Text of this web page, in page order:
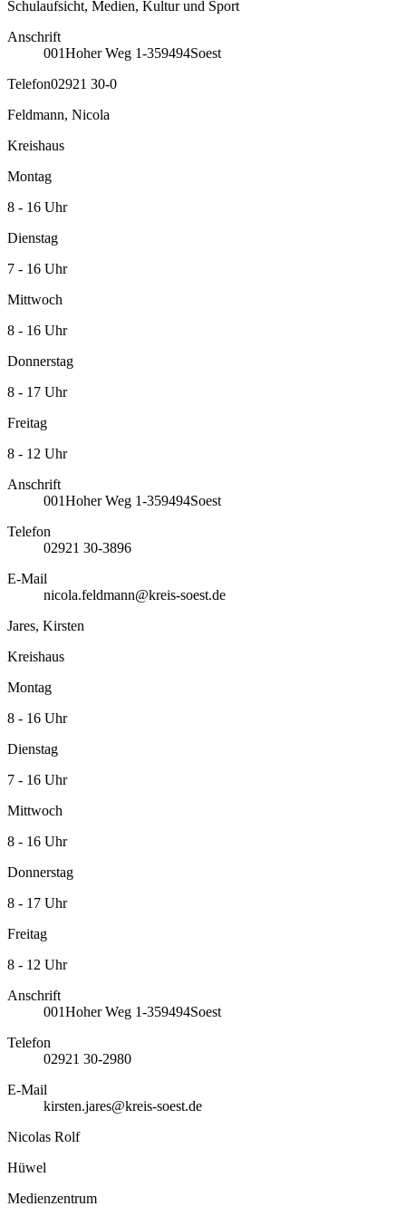
Schulaufsicht, Medien, Kultur und Sport
Anschrift
001Hoher Weg 1-359494Soest
Telefon02921 30-0
Feldmann, Nicola
Kreishaus
Montag
8 - 16 Uhr
Dienstag
7 - 16 Uhr
Mittwoch
8 - 16 Uhr
Donnerstag
8 - 17 Uhr
Freitag
8 - 12 Uhr
Anschrift
001Hoher Weg 1-359494Soest
Telefon
02921 30-3896
E-Mail
nicola.feldmann@kreis-soest.de
Jares, Kirsten
Kreishaus
Montag
8 - 16 Uhr
Dienstag
7 - 16 Uhr
Mittwoch
8 - 16 Uhr
Donnerstag
8 - 17 Uhr
Freitag
8 - 12 Uhr
Anschrift
001Hoher Weg 1-359494Soest
Telefon
02921 30-2980
E-Mail
kirsten.jares@kreis-soest.de
Nicolas Rolf
Hüwel
Medienzentrum